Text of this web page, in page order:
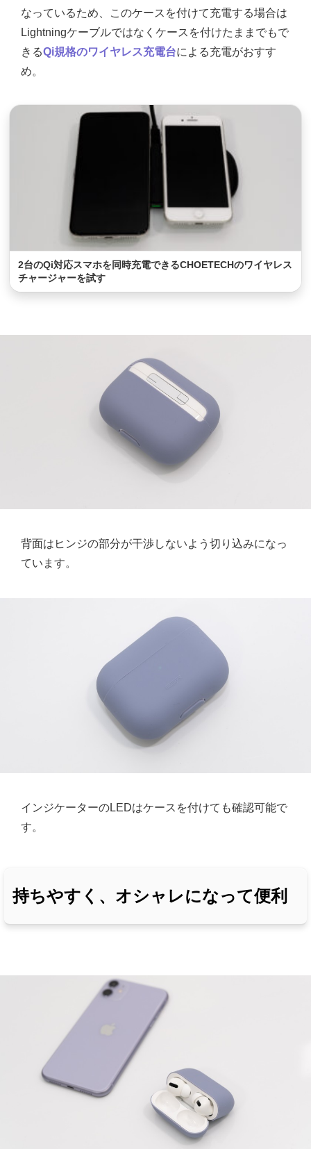
なっているため、このケースを付けて充電する場合は
Lightningケーブルではなくケースを付けたままでもで
きるQi規格のワイヤレス充電台による充電がおすす
め。
2台のQi対応スマホを同時充電できるCHOETECHのワイヤレス
チャージャーを試す
背面はヒンジの部分が干渉しないよう切り込みになっ
ています。
インジケーターのLEDはケースを付けても確認可能で
す。
持ちやすく、オシャレになって便利